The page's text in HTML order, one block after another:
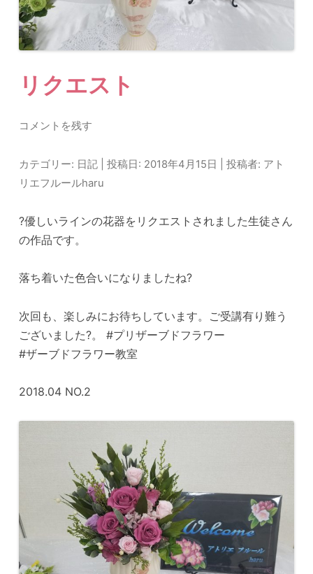
リクエスト
コメントを残す
カテゴリー: 日記 | 投稿日: 2018年4月15日 |投稿者: アト
リエフルールharu
?優しいラインの花器をリクエストされました生徒さん
の作品です。
落ち着いた色合いになりましたね?
次回も、楽しみにお待ちしています。ご受講有り難う
ございました?。 #プリザーブドフラワー
#ザーブドフラワー教室
2018.04 NO.2